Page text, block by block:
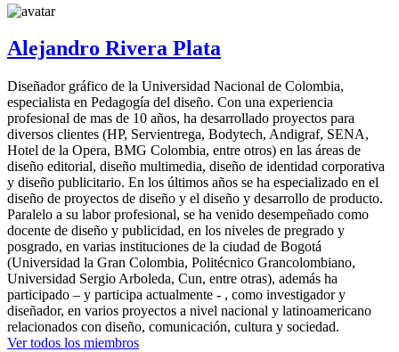
Alejandro Rivera Plata
Diseñador gráfico de la Universidad Nacional de Colombia,
especialista en Pedagogía del diseño. Con una experiencia
profesional de mas de 10 años, ha desarrollado proyectos para
diversos clientes (HP, Servientrega, Bodytech, Andigraf, SENA,
Hotel de la Opera, BMG Colombia, entre otros) en las áreas de
diseño editorial, diseño multimedia, diseño de identidad corporativa
y diseño publicitario. En los últimos años se ha especializado en el
diseño de proyectos de diseño y el diseño y desarrollo de producto.
Paralelo a su labor profesional, se ha venido desempeñado como
docente de diseño y publicidad, en los niveles de pregrado y
posgrado, en varias instituciones de la ciudad de Bogotá
(Universidad la Gran Colombia, Politécnico Grancolombiano,
Universidad Sergio Arboleda, Cun, entre otras), además ha
participado – y participa actualmente - , como investigador y
diseñador, en varios proyectos a nivel nacional y latinoamericano
relacionados con diseño, comunicación, cultura y sociedad.
Ver todos los miembros